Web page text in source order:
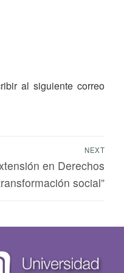
al siguiente correo
NEXT
en Derechos
social”